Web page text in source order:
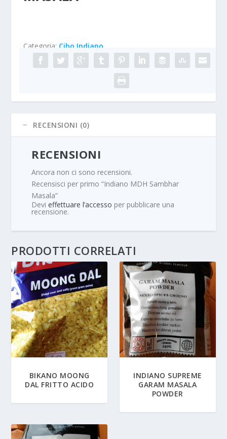
Categoria: Cibo Indiano
RECENSIONI (0)
RECENSIONI
Ancora non ci sono recensioni.
Recensisci per primo “Indiano MDH Sambhar
Masala”
Devieffettuare l’accesso per pubblicare una
recensione.
PRODOTTI CORRELATI
BIKANO MOONG
DAL FRITTO ACIDO
INDIANO SUPREME
GARAM MASALA
POWDER